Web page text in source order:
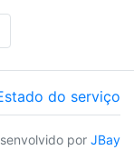
do serviço
por JBay